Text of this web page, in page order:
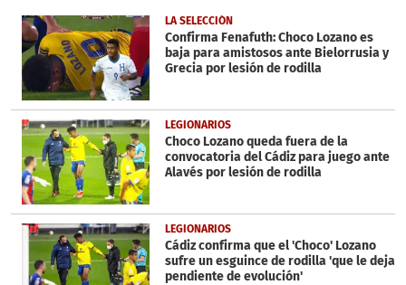
25
seconds
LA SELECCIÓN
Confirma Fenafuth: Choco Lozano es
baja para amistosos ante Bielorrusia y
Grecia por lesión de rodilla
LEGIONARIOS
Choco Lozano queda fuera de la
convocatoria del Cádiz para juego ante
Alavés por lesión de rodilla
LEGIONARIOS
Cádiz confirma que el 'Choco' Lozano
sufre un esguince de rodilla 'que le deja
pendiente de evolución'